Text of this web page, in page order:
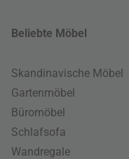
Beliebte Möbel
Skandinavische Möbel
Gartenmöbel
Büromöbel
Schlafsofa
Wandregale